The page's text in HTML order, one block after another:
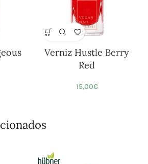
Verniz Hustle Berry
Red
15,00€